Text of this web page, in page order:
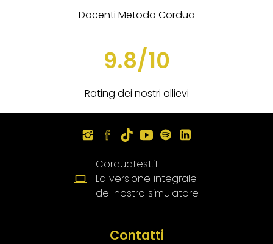
Docenti Metodo Cordua
9.8/10
Rating dei nostri allievi
Corduatest.it
La versione integrale
del nostro simulatore
Contatti